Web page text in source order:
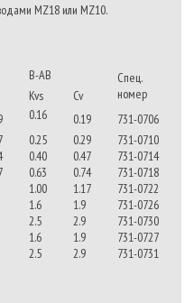
MZ18 или MZ10.
B-AB
Спец.
номер
Kvs
Cv
0.16 0.19
731-0706
0.25 0.29
731-0710
0.40 0.47
731-0714
0.63 0.74
731-0718
1.00 1.17
731-0722
1.6 1.9
731-0726
2.5 2.9
731-0730
1.6 1.9
731-0727
2.5 2.9 731-0731